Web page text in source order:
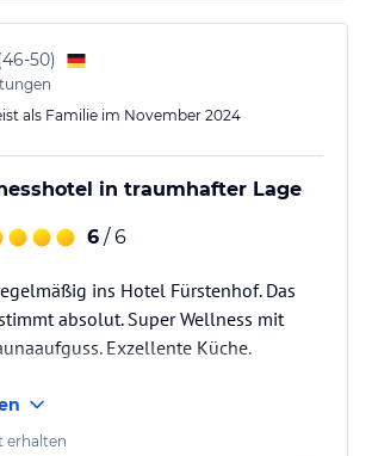
46-50)
als Familie im November 2024
in traumhafter Lage
6 / 6
ins Hotel Fürstenhof. Das
absolut. Super Wellness mit
Exzellente Küche.
erhalten